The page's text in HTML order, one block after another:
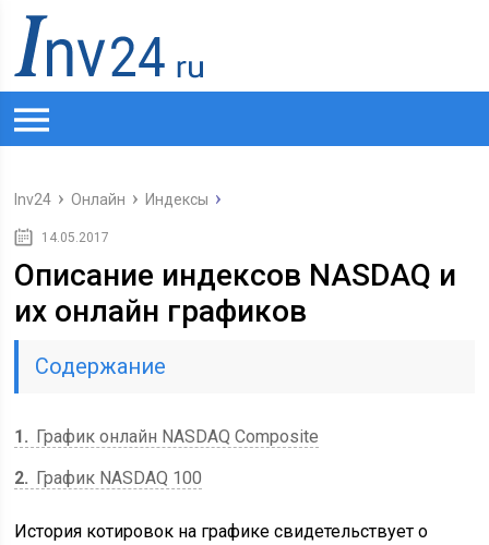
Inv24 Онлайн Индексы
14.05.2017
Описание индексов NASDAQ и
их онлайн графиков
Содержание
1
График онлайн NASDAQ Composite
2
График NASDAQ 100
История котировок на графике свидетельствует о